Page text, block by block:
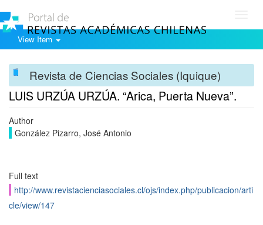
View Item
Revista de Ciencias Sociales (Iquique)
LUIS URZÚA URZÚA. “Arica, Puerta Nueva”.
Author
González Pizarro, José Antonio
Full text
http://www.revistacienciasociales.cl/ojs/index.php/publicacion/arti
cle/view/147